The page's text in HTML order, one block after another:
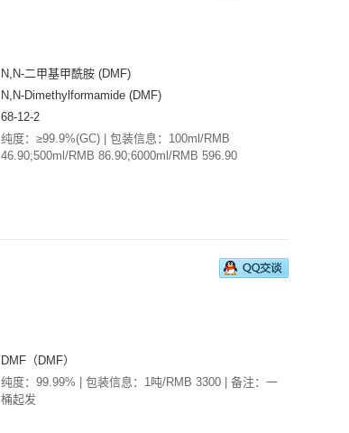
N,N-二甲基甲酰胺 (DMF)
N,N-Dimethylformamide (DMF)
68-12-2
纯度：≥99.9%(GC) | 包装信息：100ml/RMB
46.90;500ml/RMB 86.90;6000ml/RMB 596.90
DMF（DMF）
纯度：99.99% | 包装信息：1吨/RMB 3300 | 备注：一
桶起发